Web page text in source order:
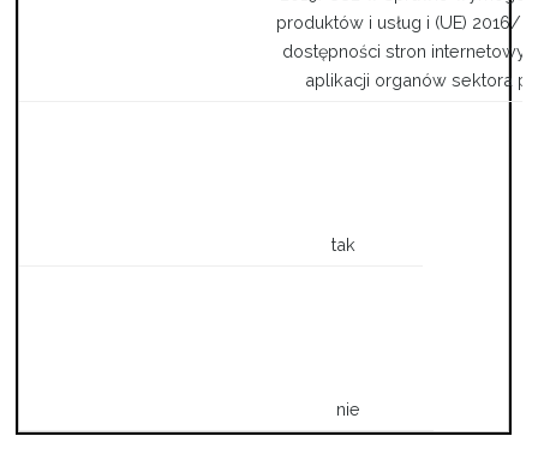
produktów i usług i (UE) 2016/
dostępności stron
aplikacji organów sektora
tak
nie